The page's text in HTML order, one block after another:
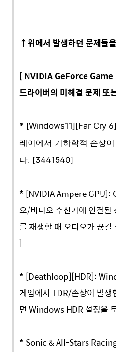
↑위에서 발생하던 문제들
[NVIDIA GeForce Game
드라이버의 미해결 문제 또
* [Windows11][Far Cry
레이에서 기하학적 손상이
다. [3441540]
* [NVIDIA Ampere GPU]:
오/비디오 수신기에 연결
를 재생할 때 오디오가 끊
]
* [Deathloop][HDR]:
게임에서 TDR/손상이 발생
면 Windows HDR 설정을
* Sonic & All-Stars